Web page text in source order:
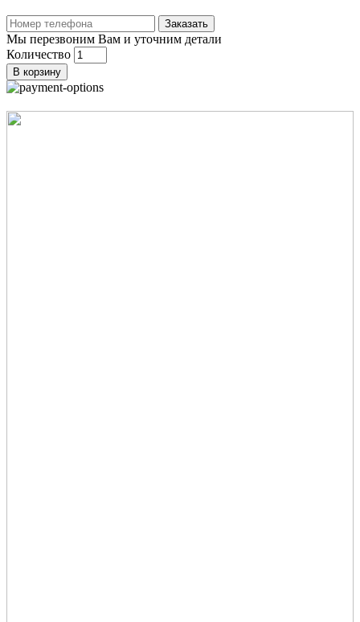
Заказать
Мы перезвоним Вам и уточним детали
Количество
В корзину